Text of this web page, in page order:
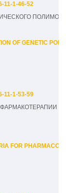
11-1-46-52
OF GENETIC
11-1-53-59
FOR